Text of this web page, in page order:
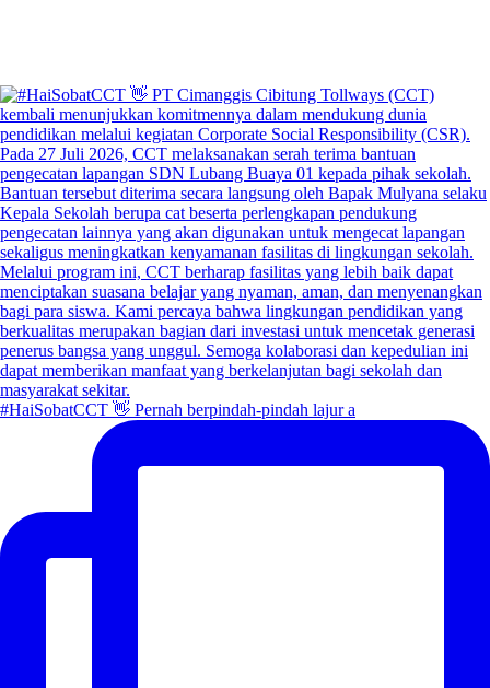
#HaiSobatCCT 👋 Pernah berpindah-pindah lajur a